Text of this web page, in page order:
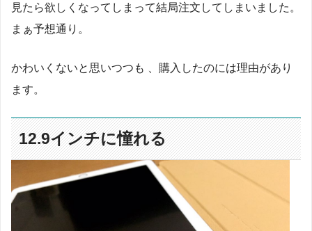
見たら欲しくなってしまって結局注文してしまいました。
まぁ予想通り。
かわいくないと思いつつも 、購入したのには理由があり
ます。
12.9インチに憧れる